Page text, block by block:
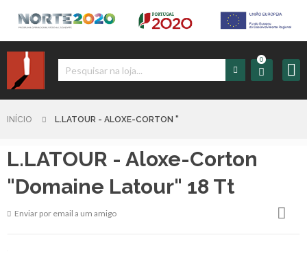
0
Sessão
Sign
Carrinho
INÍCIO L.LATOUR - ALOXE-CORTON "
L.LATOUR - Aloxe-Corton
"Domaine Latour" 18 Tt
Enviar por email a um amigo